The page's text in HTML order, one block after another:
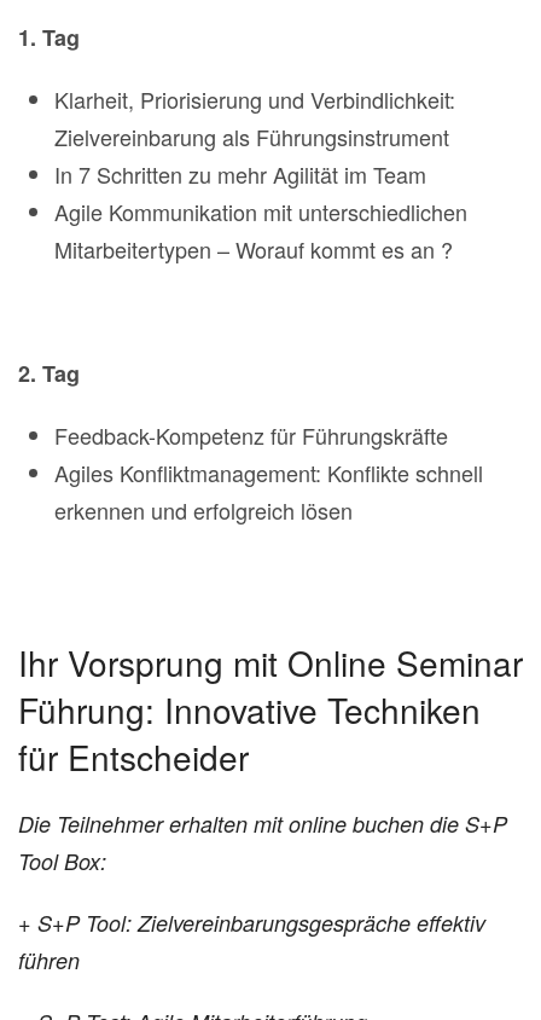
1. Tag
Klarheit, Priorisierung und Verbindlichkeit:
Zielvereinbarung als Führungsinstrument
In 7 Schritten zu mehr Agilität im Team
Agile Kommunikation mit unterschiedlichen
Mitarbeitertypen – Worauf kommt es an ?
2. Tag
Feedback-Kompetenz für Führungskräfte
Agiles Konfliktmanagement: Konflikte schnell
erkennen und erfolgreich lösen
Ihr Vorsprung mit Online Seminar
Führung: Innovative Techniken
für Entscheider
Die Teilnehmer erhalten mit online buchen die S+P
Tool Box:
+ S+P Tool: Zielvereinbarungsgespräche effektiv
führen